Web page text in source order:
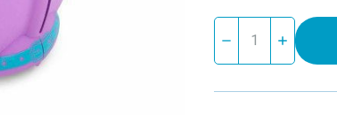
Stock
Reduzir
de
Mala
Aumentar
quantidade
de
Mala